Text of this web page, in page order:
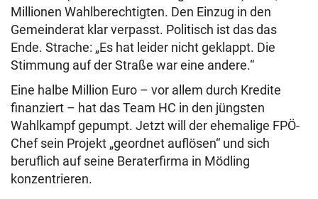
Millionen Wahlberechtigten. Den Einzug in den
Gemeinderat klar verpasst. Politisch ist das das
Ende. Strache: „Es hat leider nicht geklappt. Die
Stimmung auf der Straße war eine andere.“
Eine halbe Million Euro – vor allem durch Kredite
finanziert – hat das Team HC in den jüngsten
Wahlkampf gepumpt. Jetzt will der ehemalige FPÖ-
Chef sein Projekt „geordnet auflösen“ und sich
beruflich auf seine Beraterfirma in Mödling
konzentrieren.